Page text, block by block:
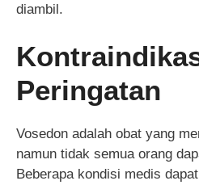
diambil.
Peringatan
Vosedon adalah obat yang
namun tidak semua orang
Beberapa kondisi medis